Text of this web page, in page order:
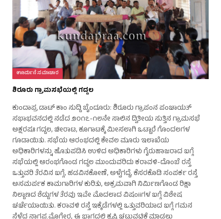
ಊರ್ಮನೆ ಸಮಾಚಾರ
ಶಿರೂರು ಗ್ರಾಮಸಭೆಯಲ್ಲಿ ಗದ್ದಲ
ಕುಂದಾಪ್ರ ಡಾಟ್ ಕಾಂ ಸುದ್ದಿ ಬೈಂದೂರು: ಶಿರೂರು ಗ್ರಾಪಂನ ಪಂಚಾಯತ್
ಸಭಾಭವನದಲ್ಲಿ ನಡೆದ ೨೦೧೭-೧೮ನೇ ಸಾಲಿನ ದ್ವಿತೀಯ ಸುತ್ತಿನ ಗ್ರಾಮಸಭೆ
ಅಕ್ಷರಷಃ ಗದ್ದಲ, ಚೀರಾಟ, ಕೂಗಾಟಕ್ಕೆ ಮೀಸಲಾಗಿ ಒಟ್ಟಾರೆ ಗೊಂದಲಗಳ
ಗೂಡಾಯಿತು. ಸಭೆಯ ಆರಂಭದಲ್ಲಿ ಕೇವಲ ಮೂರು ಇಲಾಖೆಯ
ಅಧಿಕಾರಿಗಳನ್ನು ಹೊತುಪಡಿಸಿ ಉಳಿದ ಅಧಿಕಾರಿಗಳು ಗೈರುಹಾಜರಾದ ಬಗ್ಗೆ
ಸಭೆಯಲ್ಲಿ ಆರಂಭಗೊಂಡ ಗದ್ದಲ ಮುಂದುವರಿದು ಕರಾವಳಿ-ದೊಂಬೆ ರಸ್ತೆ
ಒತ್ತುವರಿ ತೆರವಿನ ಬಗ್ಗೆ, ಹಡವಿನಕೋಣೆ, ಅಳ್ವೆಗದ್ದೆ, ಕೆಸರಕೊಡಿ ಸಂಪರ್ಕ ರಸ್ತೆ
ಅಸಮರ್ಪಕ ಕಾಮಗಾರಿಗಳ ಕುರಿತು, ಅಕ್ರಮವಾಗಿ ನಿರ್ಮಿಣಗೊಂಡ ರಿಕ್ಷಾ
ನಿಲ್ದಾಣದ ಶೆಡ್ಡುಗಳ ತೆರವು ಇವೇ ಮೊದಲಾದ ವಿಷಂiiಗಳ ಬಗ್ಗೆ ವಿಶೇಷ
ಚರ್ಚೆಯಾಯಿತು. ಕರಾವಳಿ ರಸ್ತೆ ಇಕ್ಕೆಡೆಗಳಲ್ಲಿ ಒತ್ತುವರಿಯಾದ ಬಗ್ಗೆ ಗಮನ